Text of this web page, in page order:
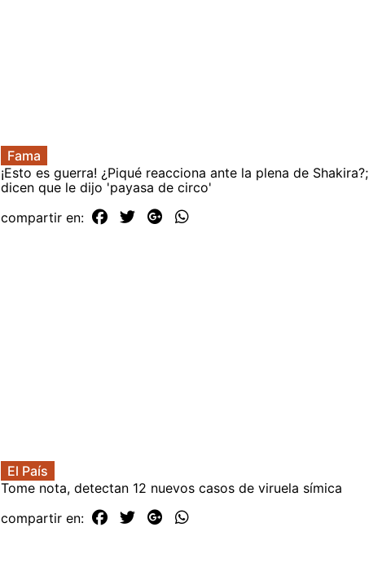
Fama
¡Esto es guerra! ¿Piqué reacciona ante la plena de Shakira?;
dicen que le dijo 'payasa de circo'
compartir en:
El País
Tome nota, detectan 12 nuevos casos de viruela símica
compartir en: